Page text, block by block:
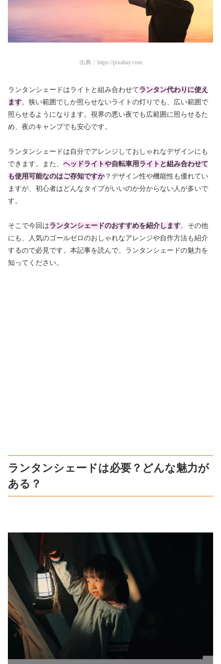
出典： https://pixabay.com
ランタンシェードはライトと組み合わせてランタン代わりに使え
ます。狭い範囲でしか照らせないライトの灯りでも、広い範囲で
照らせるようになります。視界の悪い夜でも広範囲に照らせるた
め、夜のキャンプでも安心です。
ランタンシェードは自分でアレンジしておしゃれなデザインにも
できます。また、 ヘッドライトや自転車用ライトと組み合わせて
も使用可能なのはご存知ですか？デザイン性や機能性も優れてい
ますが、初心者はどんなタイプがいいのか分からない人が多いで
す。
そこで今回はランタンシェードのおすすめを紹介します。その他
にも、人気のゴールゼロのおしゃれなアレンジや自作方法も紹介
するので必見です。本記事を読んで、ランタンシェードの魅力を
知ってください。
ランタンシェードは必要？どんな魅力が
ある？